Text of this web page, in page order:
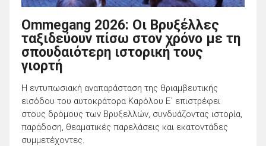
Ommegang 2026: Οι Βρυξέλλες
ταξιδεύουν πίσω στον χρόνο με τη
σπουδαιότερη ιστορική τους
γιορτή
Η εντυπωσιακή αναπαράσταση της θριαμβευτικής
εισόδου του αυτοκράτορα Καρόλου Ε΄ επιστρέφει
στους δρόμους των Βρυξελλών, συνδυάζοντας ιστορία,
παράδοση, θεαματικές παρελάσεις και εκατοντάδες
συμμετέχοντες.